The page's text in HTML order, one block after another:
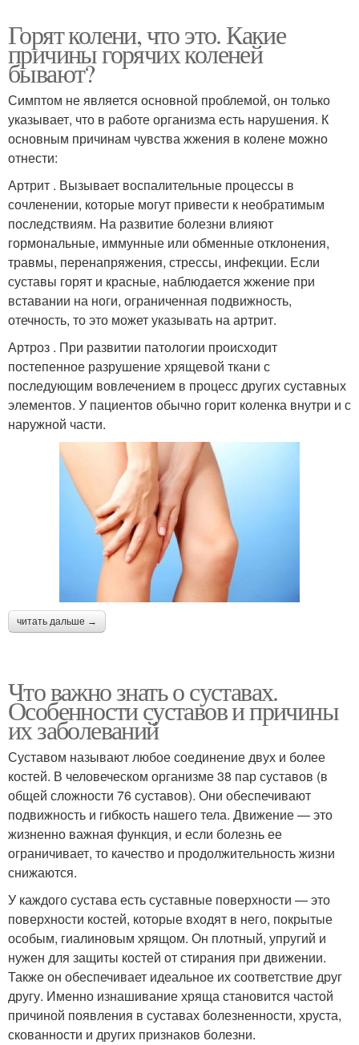
Горят колени, что это. Какие
причины горячих коленей
бывают?
Симптом не является основной проблемой, он только
указывает, что в работе организма есть нарушения. К
основным причинам чувства жжения в колене можно
отнести:
Артрит . Вызывает воспалительные процессы в
сочленении, которые могут привести к необратимым
последствиям. На развитие болезни влияют
гормональные, иммунные или обменные отклонения,
травмы, перенапряжения, стрессы, инфекции. Если
суставы горят и красные, наблюдается жжение при
вставании на ноги, ограниченная подвижность,
отечность, то это может указывать на артрит.
Артроз . При развитии патологии происходит
постепенное разрушение хрящевой ткани с
последующим вовлечением в процесс других суставных
элементов. У пациентов обычно горит коленка внутри и с
наружной части.
читать дальше →
Что важно знать о суставах.
Особенности суставов и причины
их заболеваний
Суставом называют любое соединение двух и более
костей. В человеческом организме 38 пар суставов (в
общей сложности 76 суставов). Они обеспечивают
подвижность и гибкость нашего тела. Движение — это
жизненно важная функция, и если болезнь ее
ограничивает, то качество и продолжительность жизни
снижаются.
У каждого сустава есть суставные поверхности — это
поверхности костей, которые входят в него, покрытые
особым, гиалиновым хрящом. Он плотный, упругий и
нужен для защиты костей от стирания при движении.
Также он обеспечивает идеальное их соответствие друг
другу. Именно изнашивание хряща становится частой
причиной появления в суставах болезненности, хруста,
скованности и других признаков болезни.